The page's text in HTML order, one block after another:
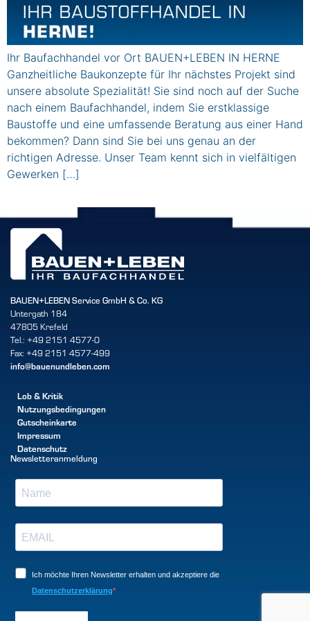
Ihr Baufachhandel vor Ort BAUEN+LEBEN IN HERNE
Ganzheitliche Baukonzepte für Ihr nächstes Projekt sind
unsere absolute Spezialität! Sie sind noch auf der Suche
nach einem Baufachhandel, indem Sie erstklassige
Baustoffe und eine umfassende Beratung aus einer Hand
bekommen? Dann sind Sie bei uns genau an der
richtigen Adresse. Unser Team kennt sich in vielfältigen
Gewerken […]
BAUEN+LEBEN Service GmbH & Co. KG
Untergath 184
47805 Krefeld
Tel.: +49 2151 4577-0
Fax: +49 2151 4577-499
info@bauenundleben.com
Lob & Kritik
Nutzungsbedingungen
Gutscheinkarte
Impressum
Datenschutz
Newsletteranmeldung
Ich möchte Ihren Newsletter erhalten und akzeptiere die
Datenschutzerklärung